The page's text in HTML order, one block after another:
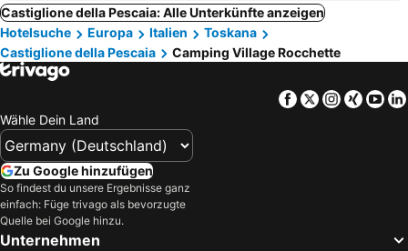
Castiglione della Pescaia: Alle Unterkünfte anzeigen
Hotelsuche
Europa Italien
Toskana
Castiglione della Pescaia
Camping Village Rocchette
Facebook
TwitterXing
Wähle Dein Land
Zu Google hinzufügen
So findest du unsere Ergebnisse ganz
einfach: Füge trivago als bevorzugte
Quelle bei Google hinzu.
Unternehmen